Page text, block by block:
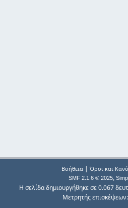
Βοήθεια| Όροι και
SMF 2.1.6 © 2025,
Η σελίδα δημιουργήθηκε σε 0.067
Μετρητής επισκέψεων: